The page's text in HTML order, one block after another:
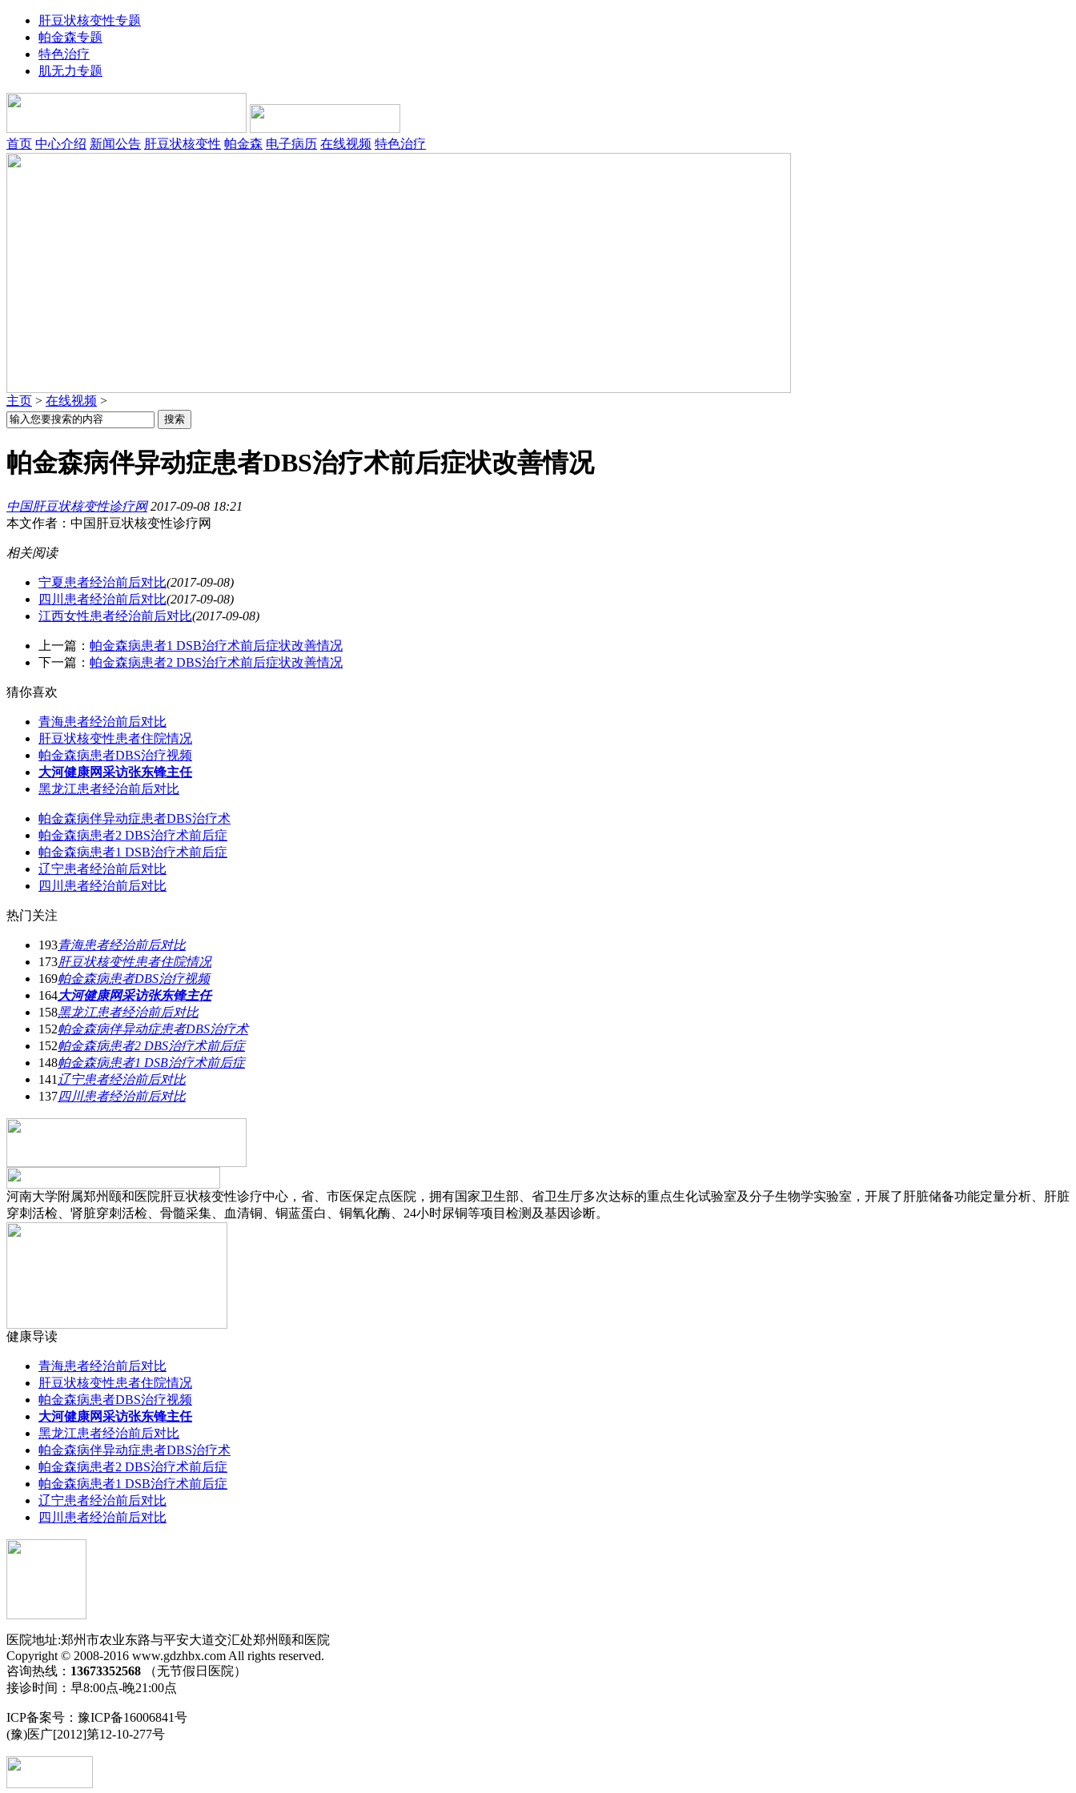
肝豆状核变性专题
帕金森专题
特色治疗
肌无力专题
首页 中心介绍 新闻公告 肝豆状核变性 帕金森 电子病历 在线视频 特色治疗
主页 > 在线视频 >
帕金森病伴异动症患者DBS治疗术前后症状改善情况
中国肝豆状核变性诊疗网 2017-09-08 18:21
本文作者：中国肝豆状核变性诊疗网
相关阅读
宁夏患者经治前后对比(2017-09-08)
四川患者经治前后对比(2017-09-08)
江西女性患者经治前后对比(2017-09-08)
上一篇： 帕金森病患者1 DSB治疗术前后症状改善情况
下一篇： 帕金森病患者2 DBS治疗术前后症状改善情况
猜你喜欢
青海患者经治前后对比
肝豆状核变性患者住院情况
帕金森病患者DBS治疗视频
大河健康网采访张东锋主任
黑龙江患者经治前后对比
帕金森病伴异动症患者DBS治疗术
帕金森病患者2 DBS治疗术前后症
帕金森病患者1 DSB治疗术前后症
辽宁患者经治前后对比
四川患者经治前后对比
热门关注
193青海患者经治前后对比
173肝豆状核变性患者住院情况
169帕金森病患者DBS治疗视频
164大河健康网采访张东锋主任
158黑龙江患者经治前后对比
152帕金森病伴异动症患者DBS治疗术
152帕金森病患者2 DBS治疗术前后症
148帕金森病患者1 DSB治疗术前后症
141 辽宁患者经治前后对比
137四川患者经治前后对比
河南大学附属郑州颐和医院肝豆状核变性诊疗中心，省、市医保定点医院，拥有国家卫生部、省卫生厅多次达标的重点生化试验室及分子生物学实验室，开展了肝脏储备功能定量分析、肝脏
穿刺活检、肾脏穿刺活检、骨髓采集、血清铜、铜蓝蛋白、铜氧化酶、24小时尿铜等项目检测及基因诊断。
健康导读
青海患者经治前后对比
肝豆状核变性患者住院情况
帕金森病患者DBS治疗视频
大河健康网采访张东锋主任
黑龙江患者经治前后对比
帕金森病伴异动症患者DBS治疗术
帕金森病患者2 DBS治疗术前后症
帕金森病患者1 DSB治疗术前后症
辽宁患者经治前后对比
四川患者经治前后对比
医院地址:郑州市农业东路与平安大道交汇处郑州颐和医院
Copyright © 2008-2016 www.gdzhbx.com All rights reserved.
咨询热线： 13673352568 （无节假日医院）
接诊时间：早8:00点-晚21:00点
ICP备案号：豫ICP备16006841号
(豫)医广[2012]第12-10-277号